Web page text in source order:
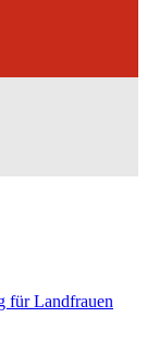
für Landfrauen